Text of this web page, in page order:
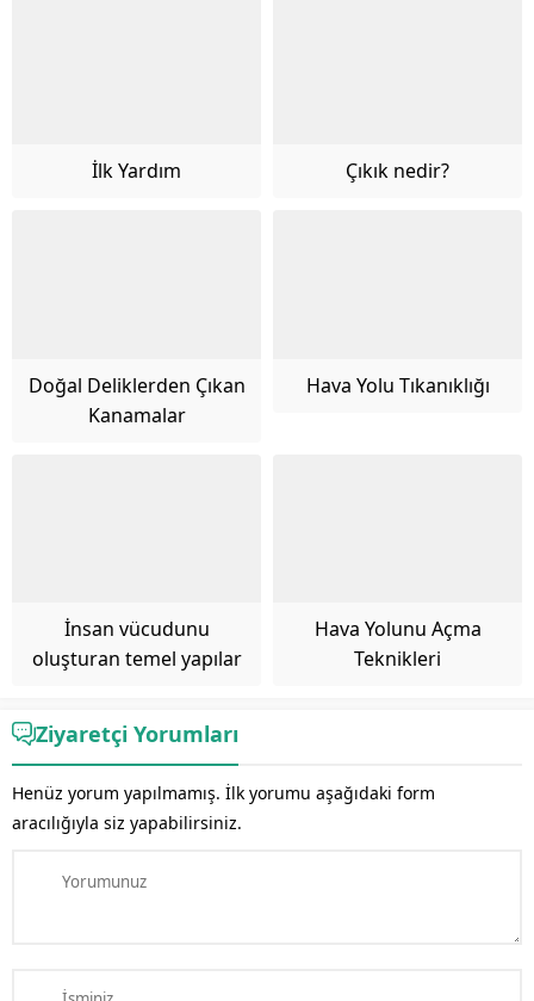
İlk Yardım Çıkık nedir?
Doğal Deliklerden Çıkan
Kanamalar
Hava Yolu Tıkanıklığı
İnsan vücudunu
oluşturan temel yapılar
Hava Yolunu Açma
Teknikleri
Ziyaretçi Yorumları
Henüz yorum yapılmamış. İlk yorumu aşağıdaki form
aracılığıyla siz yapabilirsiniz.